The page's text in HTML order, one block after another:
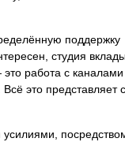
поддержку
студия
работа с каналами
это представляет